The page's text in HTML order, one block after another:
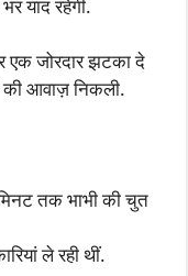
याद रहेगी.
जोरदार झटका दे
की आवाज़ निकली.
तक भाभी की चुत
ले रही थीं.